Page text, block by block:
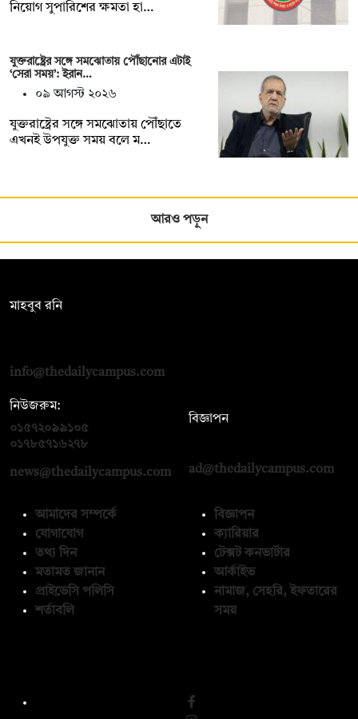
নিয়োগ সুপারিশের ক্ষমতা হা…
যুক্তরাষ্ট্রের সঙ্গে সমঝোতায় পৌঁছানোর এটাই
‘সেরা সময়’: ইরান…
০৯ আগস্ট ২০২৬
যুক্তরাষ্ট্রের সঙ্গে সমঝোতায় পৌঁছাতে
এখনই উপযুক্ত সময় বলে ম…
আরও পড়ুন
মাহবুব রনি
info@thedailycampus.com
নিউজরুম:
০১৫৭২০৯৯১০৫
০১৭৮৫৭১৬২৭৮
news@thedailycampus.com
বিজ্ঞাপন
ad@thedailycampus.com
আমাদের সম্পর্কে
যোগাযোগ
তথ্য দিন
মতামত জানান
প্রাইভেসি পলিসি
শর্তাবলি
বিজ্ঞাপন
ক্যারিয়ার
টেক্সট কনভার্টার
আর্কাইভ
নামাজ, সেহরি, ইফতারের
সময়